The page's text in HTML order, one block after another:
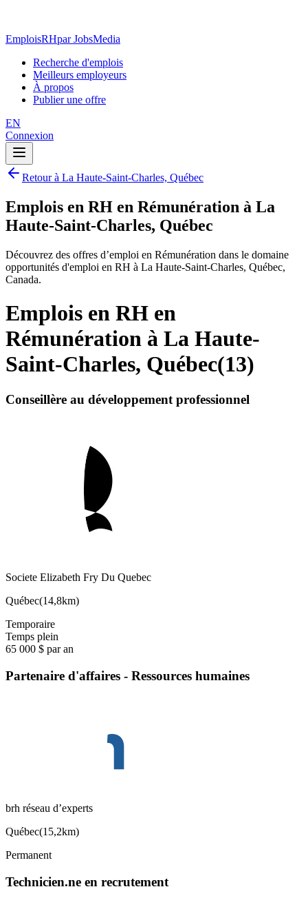
EmploisRHpar JobsMedia
Recherche d'emplois
Meilleurs employeurs
À propos
Publier une offre
EN
Connexion
Retour à La Haute-Saint-Charles, Québec
Emplois en RH en Rémunération à La
Haute-Saint-Charles, Québec
Découvrez des offres d’emploi en Rémunération dans le domaine
opportunités d'emploi en RH à La Haute-Saint-Charles, Québec,
Canada.
Emplois en RH en
Rémunération à La Haute-
Saint-Charles, Québec(13)
Conseillère au développement professionnel
Societe Elizabeth Fry Du Quebec
Québec(14,8km)
Temporaire
Temps plein
65 000 $ par an
Partenaire d'affaires - Ressources humaines
brh réseau d’experts
Québec(15,2km)
Permanent
Technicien.ne en recrutement